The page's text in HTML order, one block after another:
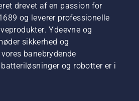
drevet af en passion for
og leverer professionelle
Ydeevne og
sikkerhed og
banebrydende
og robotter er i